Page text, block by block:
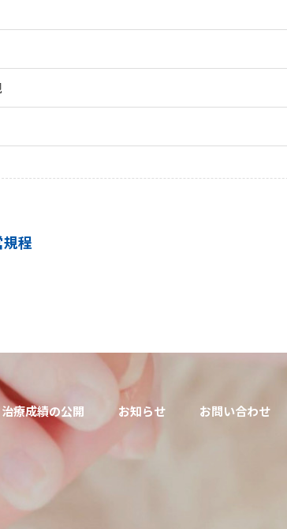
程
治療成績の公開 お知らせ お問い合わせ